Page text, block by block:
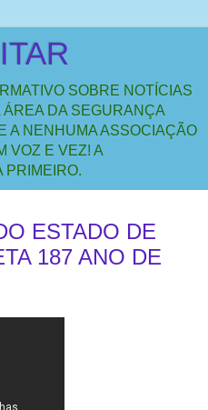
SOBRE NOTÍCIAS
DA SEGURANÇA
A NENHUMA ASSOCIAÇÃO
VOZ E VEZ! A
PRIMEIRO.
ESTADO DE
187 ANO DE